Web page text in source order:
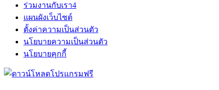
ร่วมงานกับเรา4
แผนผังเว็บไซต์
ตั้งค่าความเป็นส่วนตัว
นโยบายความเป็นส่วนตัว
นโยบายคุกกี้